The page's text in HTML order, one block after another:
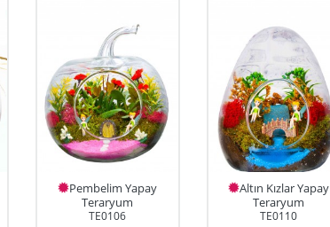
Pembelim Yapay
Teraryum
TE0106
Altın Kızlar Yapay
Teraryum
TE0110